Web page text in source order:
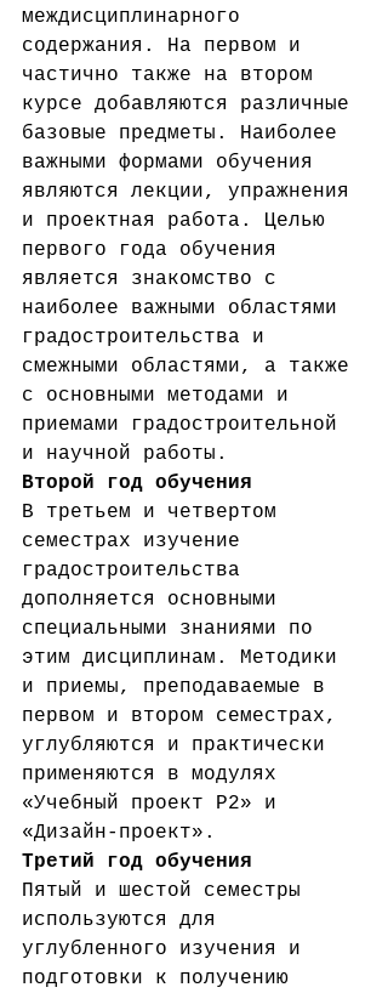
междисциплинарного
содержания. На первом и
частично также на втором
курсе добавляются различные
базовые предметы. Наиболее
важными формами обучения
являются лекции, упражнения
и проектная работа. Целью
первого года обучения
является знакомство с
наиболее важными областями
градостроительства и
смежными областями, а также
с основными методами и
приемами градостроительной
и научной работы.
Второй год обучения
В третьем и четвертом
семестрах изучение
градостроительства
дополняется основными
специальными знаниями по
этим дисциплинам. Методики
и приемы, преподаваемые в
первом и втором семестрах,
углубляются и практически
применяются в модулях
«Учебный проект Р2» и
«Дизайн-проект».
Третий год обучения
Пятый и шестой семестры
используются для
углубленного изучения и
подготовки к получению